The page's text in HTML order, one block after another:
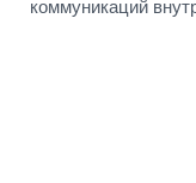
коммуникаций